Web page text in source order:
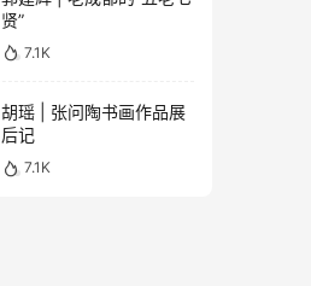
贤”
7.1K
胡瑶 | 张问陶书画作品展
后记
7.1K